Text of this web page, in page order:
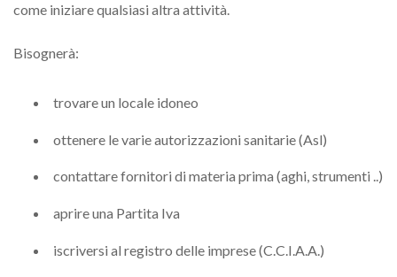
come iniziare qualsiasi altra attività.
Bisognerà:
trovare un locale idoneo
ottenere le varie autorizzazioni sanitarie (Asl)
contattare fornitori di materia prima (aghi, strumenti ..)
aprire una Partita Iva
iscriversi al registro delle imprese (C.C.I.A.A.)